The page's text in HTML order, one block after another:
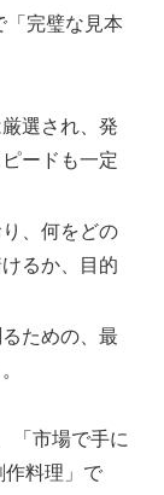
「完璧な見本
選され、発
ードも一定
、何をどの
るか、目的
ための、最
「市場で手に
作料理」で